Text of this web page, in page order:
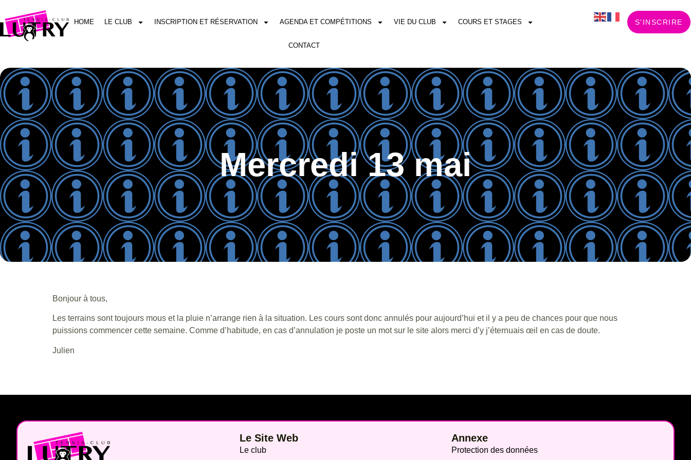
HOME LE CLUB INSCRIPTION ET RÉSERVATION AGENDA ET COMPÉTITIONS VIE DU CLUB COURS ET STAGES
CONTACT
S'INSCRIRE
Mercredi 13 mai
Bonjour à tous,
Les terrains sont toujours mous et la pluie n’arrange rien à la situation. Les cours sont donc annulés pour aujourd’hui et il y a peu de chances pour que nous
puissions commencer cette semaine. Comme d’habitude, en cas d’annulation je poste un mot sur le site alors merci d’y j’éternuais œil en cas de doute.
Julien
Le Site Web
Le club
Annexe
Protection des données